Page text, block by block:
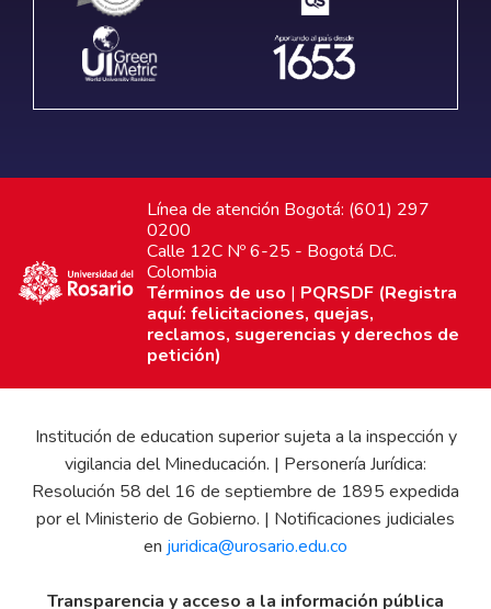
Línea de atención Bogotá: (601) 297
0200
Calle 12C Nº 6-25 - Bogotá D.C.
Colombia
Términos de uso | PQRSDF (Registra
aquí: felicitaciones, quejas,
reclamos, sugerencias y derechos de
petición)
Institución de education superior sujeta a la inspección y
vigilancia del Mineducación. | Personería Jurídica:
Resolución 58 del 16 de septiembre de 1895 expedida
por el Ministerio de Gobierno. | Notificaciones judiciales
en juridica@urosario.edu.co
Transparencia y acceso a la información pública